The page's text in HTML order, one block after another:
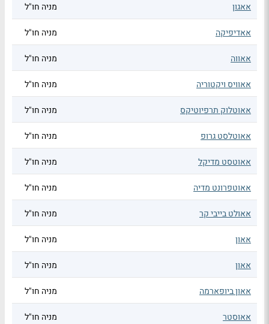
אאגון מניה חו"ל
אאדיפיקה מניה חו"ל
אאווה מניה חו"ל
אאוויס ויקטוריה מניה חו"ל
אאוטלוק תרפיוטיקס מניה חו"ל
אאוטלסט גרופ מניה חו"ל
אאוטסט מדיקל מניה חו"ל
אאוטפרונט מדיה מניה חו"ל
אאולט בייבי קר מניה חו"ל
אאון מניה חו"ל
אאון מניה חו"ל
אאון ביופארמה מניה חו"ל
אאוסטר מניה חו"ל